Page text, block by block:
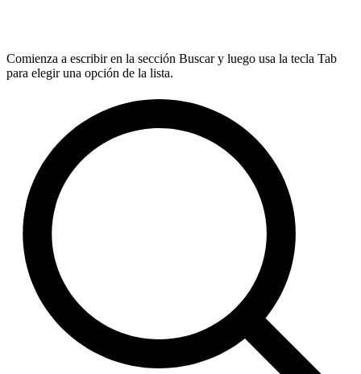
Comienza a escribir en la sección Buscar y luego usa la tecla Tab
para elegir una opción de la lista.